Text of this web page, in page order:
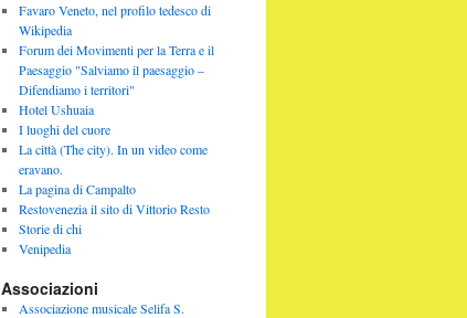
Favaro Veneto, nel profilo tedesco di
Wikipedia
Forum dei Movimenti per la Terra e il
Paesaggio "Salviamo il paesaggio –
Difendiamo i territori"
Hotel Ushuaia
I luoghi del cuore
La città (The city). In un video come
eravano.
La pagina di Campalto
Restovenezia il sito di Vittorio Resto
Storie di chi
Venipedia
Associazioni
Associazione musicale Selifa S.